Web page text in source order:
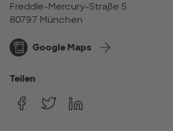
Freddie-Mercury-Straße 5
80797 München
Google Maps
Teilen